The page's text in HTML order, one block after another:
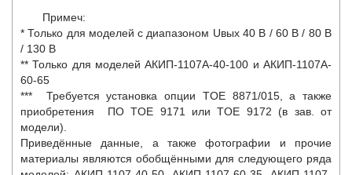
Примеч:
* Только для моделей с диапазоном Uвых 40 В / 60 В / 80 В
/ 130 В
** Только для моделей АКИП-1107A-40-100 и АКИП-1107A-
60-65
*** Требуется установка опции TOE 8871/015, а также
приобретения ПО TOE 9171 или TOE 9172 (в зав. от
модели).
Приведённые данные, а также фотографии и прочие
материалы являются обобщёнными для следующего ряда